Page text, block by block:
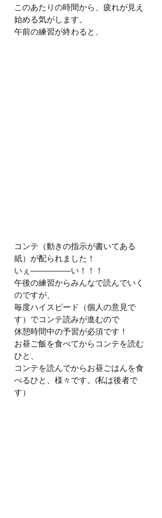
このあたりの時間から、疲れが見え
始める気がします。
午前の練習が終わると、
コンテ（動きの指示が書いてある
紙）が配られました！
いぇ―――――い！！！
午後の練習からみんなで読んでいく
のですが、
毎度ハイスピード（個人の意見で
す）でコンテ読みが進むので
休憩時間中の予習が必須です！
お昼ご飯を食べてからコンテを読む
ひと、
コンテを読んでからお昼ごはんを食
べるひと、様々です。(私は後者で
す）